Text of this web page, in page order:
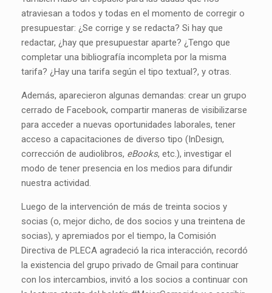
atraviesan a todos y todas en el momento de corregir o
presupuestar: ¿Se corrige y se redacta? Si hay que
redactar, ¿hay que presupuestar aparte? ¿Tengo que
completar una bibliografía incompleta por la misma
tarifa? ¿Hay una tarifa según el tipo textual?, y otras.
Además, aparecieron algunas demandas: crear un grupo
cerrado de Facebook, compartir maneras de visibilizarse
para acceder a nuevas oportunidades laborales, tener
acceso a capacitaciones de diverso tipo (InDesign,
corrección de audiolibros, eBooks, etc.), investigar el
modo de tener presencia en los medios para difundir
nuestra actividad.
Luego de la intervención de más de treinta socios y
socias (o, mejor dicho, de dos socios y una treintena de
socias), y apremiados por el tiempo, la Comisión
Directiva de PLECA agradeció la rica interacción, recordó
la existencia del grupo privado de Gmail para continuar
con los intercambios, invitó a los socios a continuar con